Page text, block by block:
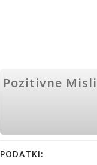
Pozitivne Misli
PODATKI: